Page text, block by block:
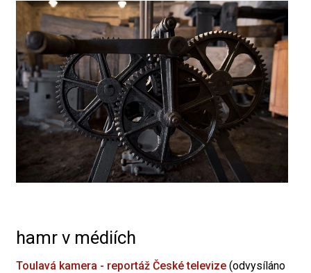
hamr v médiích
Toulavá kamera - reportáž České televize (odvysíláno